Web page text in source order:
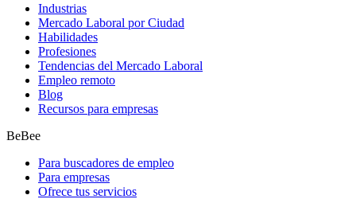
Industrias
Mercado Laboral por Ciudad
Habilidades
Profesiones
Tendencias del Mercado Laboral
Empleo remoto
Blog
Recursos para empresas
BeBee
Para buscadores de empleo
Para empresas
Ofrece tus servicios